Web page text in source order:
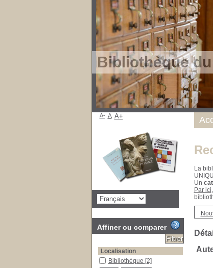
Bibliothèque
La
Un
Par ici
A- A A+
Affiner ou comparer
Localisation
Bibliothèque [2]